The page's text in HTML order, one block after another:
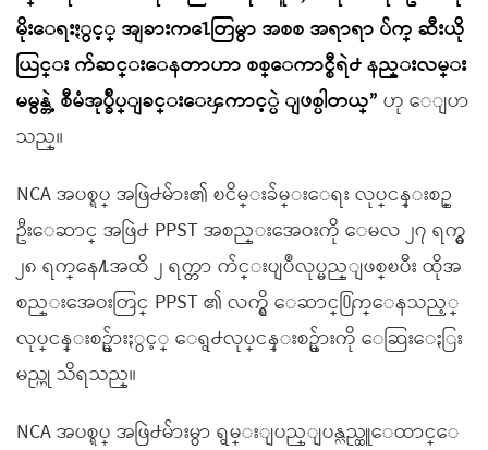
မိုးေရးႏွင့္ အျခားက႑ေတြမွာ အစစ အရာရာ ပ်က္ ဆီးယို
ယြင္း က်ဆင္းေနတာဟာ စစ္ေကာင္စီရဲ႕ နည္းလမ္း
မမွန္တဲ့ စီမံအုပ္ခ်ဳပ္ျခင္းေၾကာင့္ပဲ ျဖစ္ပါတယ္” ဟု ေျပာ
သည္။
NCA အပစ္ရပ္ အဖြဲ႕မ်ား၏ ၿငိမ္းခ်မ္းေရး လုပ္ငန္းစဥ္
ဦးေဆာင္ အဖြဲ႕ PPST အစည္းအေဝးကို ေမလ ၂၇ ရက္မွ
၂၈ ရက္ေန႔အထိ ၂ ရက္တာ က်င္းပျပဳလုပ္မည္ျဖစ္ၿပီး ထိုအ
စည္းအေဝးတြင္ PPST ၏ လက္ရွိ ေဆာင္႐ြက္ေနသည့္
လုပ္ငန္းစဥ္မ်ားႏွင့္ ေရွ႕လုပ္ငန္းစဥ္မ်ားကို ေဆြးေႏြး
မည္ဟု သိရသည္။
NCA အပစ္ရပ္ အဖြဲ႕မ်ားမွာ ရွမ္းျပည္ျပန္လည္ထူေထာင္ေ